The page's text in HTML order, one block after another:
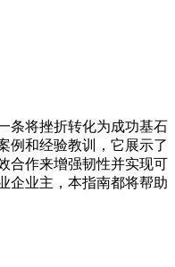
条将挫折转化为成功基石
例和经验教训，它展示了
合作来增强韧性并实现可
企业主，本指南都将帮助